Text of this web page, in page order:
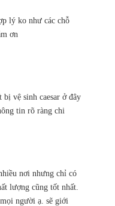
lý ko như các chỗ
ơn
vệ sinh caesar ở đây
tin rõ ràng chi
nơi nhưng chỉ có
lượng cũng tốt nhất.
người ạ. sẽ giới